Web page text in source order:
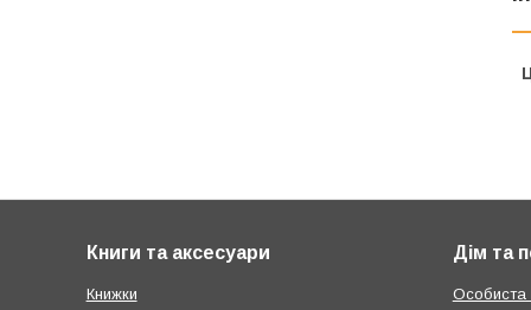
Книги та аксесуари
Книжки
Дім та
Особиста